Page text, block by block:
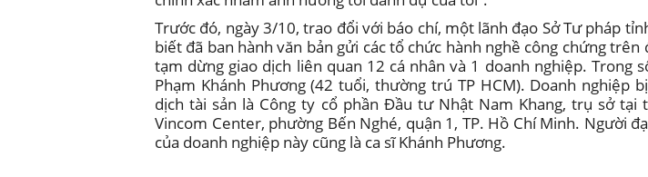
Trước đó, ngày 3/10, trao đổi với báo chí, một lãnh đạo Sở Tư pháp
biết đã ban hành văn bản gửi các tổ chức hành nghề công chứng trên
tạm dừng giao dịch liên quan 12 cá nhân và 1 doanh nghiệp. Trong
Phạm Khánh Phương (42 tuổi, thường trú TP HCM). Doanh nghiệp
dịch tài sản là Công ty cổ phần Đầu tư Nhật Nam Khang, trụ sở tại
Vincom Center, phường Bến Nghé, quận 1, TP. Hồ Chí Minh. Người
của doanh nghiệp này cũng là ca sĩ Khánh Phương.